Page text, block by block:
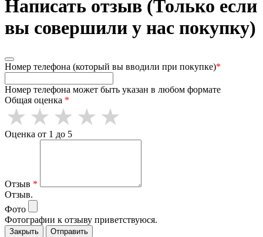
Написать отзыв (Только если
вы совершили у нас покупку)
Номер телефона (который вы вводили при покупке)*
Номер телефона может быть указан в любом формате
Общая оценка *
Оценка от 1 до 5
Отзыв *
Отзыв.
Фото
Фотографии к отзыву приветствуюся.
Закрыть Отправить